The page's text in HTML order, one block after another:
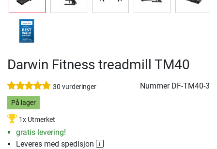
Darwin Fitness treadmill TM40
30 vurderinger Nummer DF-TM40-3
På lager
1x Utmerket
gratis levering!
Leveres med spedisjon